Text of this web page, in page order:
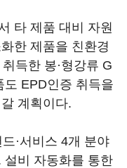
타 제품 대비 자원
한 제품을 친환경
득한 봉·형강류 G
EPD인증 취득을
계획이다.
·서비스 4개 분야
설비 자동화를 통한